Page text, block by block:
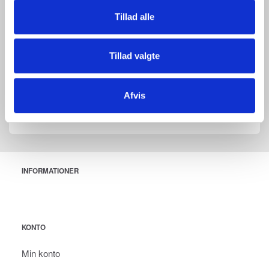
Tillad alle
Tillad valgte
Afvis
endt ladning vil indikatoren skifte tilbage til grøn.
Specifikationer
Input: 100-240 V, 50/60 Hz
Batterityper: Topcon RL-H4C og RL-SV2S
Størrelse: 120 x 60 x 40 mm
INFORMATIONER
KONTO
Min konto